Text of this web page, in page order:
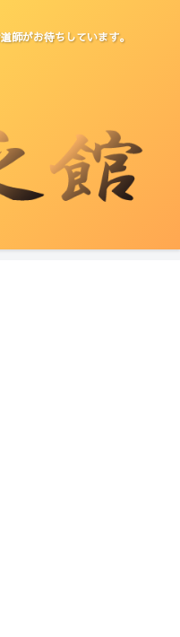
師がお待ちしています。